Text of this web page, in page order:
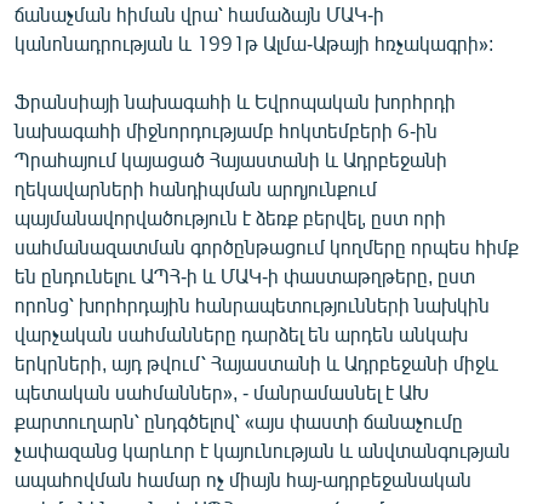
ճանաչման հիման վրա՝ համաձայն ՄԱԿ-ի
կանոնադրության և 1991թ Ալմա-Աթայի հռչակագրի»:
Ֆրանսիայի նախագահի և Եվրոպական խորհրդի
նախագահի միջնորդությամբ հոկտեմբերի 6-ին
Պրահայում կայացած Հայաստանի և Ադրբեջանի
ղեկավարների հանդիպման արդյունքում
պայմանավորվածություն է ձեռք բերվել, ըստ որի
սահմանազատման գործընթացում կողմերը որպես հիմք
են ընդունելու ԱՊՀ-ի և ՄԱԿ-ի փաստաթղթերը, ըստ
որոնց՝ խորհրդային հանրապետությունների նախկին
վարչական սահմանները դարձել են արդեն անկախ
երկրների, այդ թվում՝ Հայաստանի և Ադրբեջանի միջև
պետական սահմաններ», - մանրամասնել է ԱԽ
քարտուղարն՝ ընդգծելով՝ «այս փաստի ճանաչումը
չափազանց կարևոր է կայունության և անվտանգության
ապահովման համար ոչ միայն հայ-ադրբեջանական